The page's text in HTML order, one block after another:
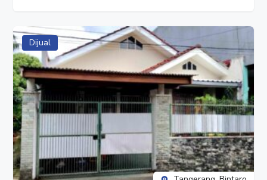
Dijual